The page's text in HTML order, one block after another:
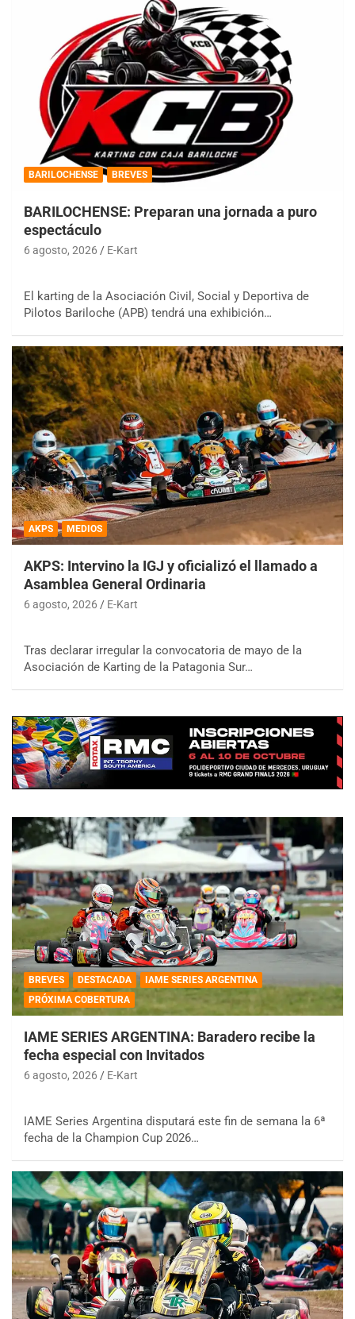
BARILOCHENSE BREVES
BARILOCHENSE: Preparan una jornada a puro
espectáculo
6 agosto, 2026 E-Kart
El karting de la Asociación Civil, Social y Deportiva de
Pilotos Bariloche (APB) tendrá una exhibición…
AKPS MEDIOS
AKPS: Intervino la IGJ y oficializó el llamado a
Asamblea General Ordinaria
6 agosto, 2026 E-Kart
Tras declarar irregular la convocatoria de mayo de la
Asociación de Karting de la Patagonia Sur…
BREVES DESTACADA
IAME SERIES ARGENTINA
PRÓXIMA COBERTURA
IAME SERIES ARGENTINA: Baradero recibe la
fecha especial con Invitados
6 agosto, 2026 E-Kart
IAME Series Argentina disputará este fin de semana la 6ª
fecha de la Champion Cup 2026…